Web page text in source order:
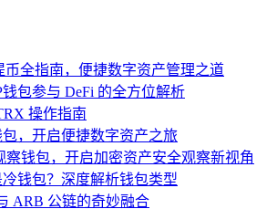
币全指南，便捷数字资产管理之道
包参与 DeFi 的全方位解析
操作指南
包，开启便捷数字资产之旅
察钱包，开启加密资产安全观察新视角
钱包？深度解析钱包类型
ARB 公链的奇妙融合